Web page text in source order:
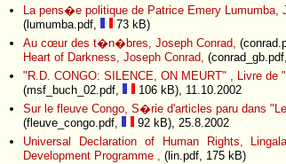
La pens�e politique de Patrice Emery Lumumba,
(lumumba.pdf,
73 kB)
Au cœur des t�n�bres, Joseph Conrad,
Heart of Darkness, Joseph Conrad, (conrad_gb.pdf,
"R.D. CONGO: SILENCE, ON MEURT" , Livre
(msf_buch_02.pdf,
106 kB), 11.10.2002
Sur le fleuve Congo, S�rie d'articles paru dans
(fleuve_congo.pdf,
92 kB), 25.8.2002
Universal Declaration of Human Rights,
Development Programme , (lin.pdf, 175 kB)